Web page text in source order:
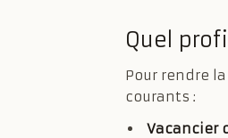
Quel
Pour rendre
courants :
Vacancier